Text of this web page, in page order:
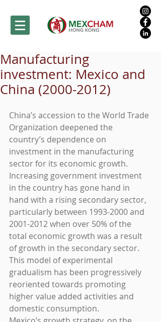
Manufacturing
investment: Mexico and
China (2000-2012)
China’s accession to the World Trade
Organization deepened the
country’s dependence on
investment in the manufacturing
sector for its economic growth.
Increasing government investment
in the country has gone hand in
hand with a rising secondary sector,
particularly between 1993-2000 and
2001-2012 when over 50% of the
total economic growth was a result
of growth in the secondary sector.
This model of experimental
gradualism has been progressively
reoriented towards promoting
higher value added activities and
domestic consumption.